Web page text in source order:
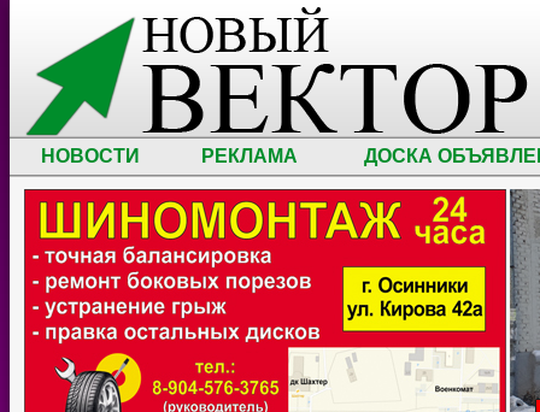
НОВОСТИ РЕКЛАМА ДОСКА